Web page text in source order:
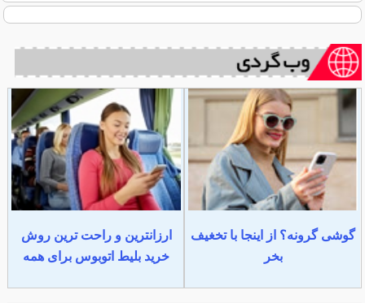
گوشی گرونه؟ از اینجا با تخغیف
بخر
ارزانترین و راحت ترین روش
خرید بلیط اتوبوس برای همه